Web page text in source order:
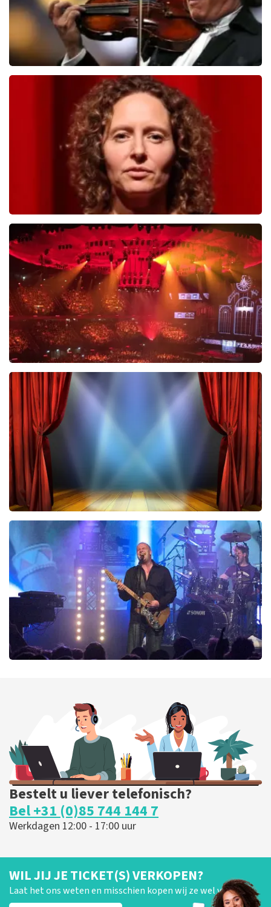
Andre Rieu
laatste 30 minuten
BESTEL NU
Esther van der Voort
488laatste 30 minuten
BESTEL NU
Vrienden Van Amstel Live
423 laatste 30 minuten
BESTEL NU
40 45 De Musical
290laatste 30 minuten
BESTEL NU
BESTEL NU
Bestelt u liever telefonisch?
Bel +31 (0)85 744 144 7
Werkdagen 12:00 - 17:00 uur
WIL JIJ JE TICKET(S) VERKOPEN?
Laat het ons weten en misschien kopen wij ze wel van je!